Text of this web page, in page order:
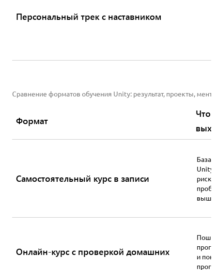
Персональный трек с наставником
Сравнение форматов обучения Unity: результат, проекты,
Формат
Что
Самостоятельный курс в записи
База
Unity,
риск
выше
Онлайн-курс с проверкой домашних
и